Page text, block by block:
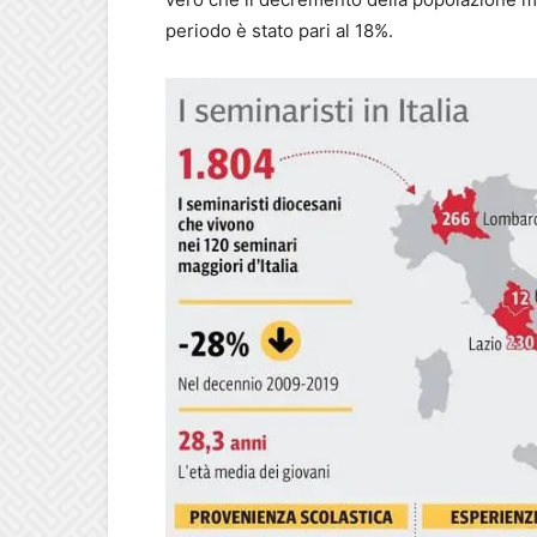
periodo è stato pari al 18%.